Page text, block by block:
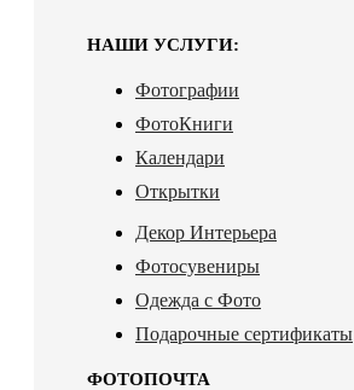
НАШИ УСЛУГИ:
Фотографии
ФотоКниги
Календари
Открытки
Декор Интерьера
Фотосувениры
Одежда с Фото
Подарочные сертификаты
ФОТОПОЧТА